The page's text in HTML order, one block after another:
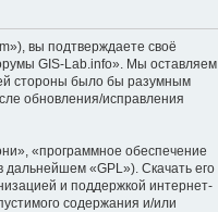
вы подтверждаете своё
GIS-Lab.info». Мы оставляем
стороны было бы разумным
обновления/исправления
«программное обеспечение
дальнейшем «GPL»). Скачать его
и поддержкой интернет-
содержания и/или